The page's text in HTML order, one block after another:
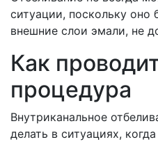
ситуации, поскольку оно
внешние слои эмали, не
Как
процедура
Внутриканальное
делать в ситуациях,